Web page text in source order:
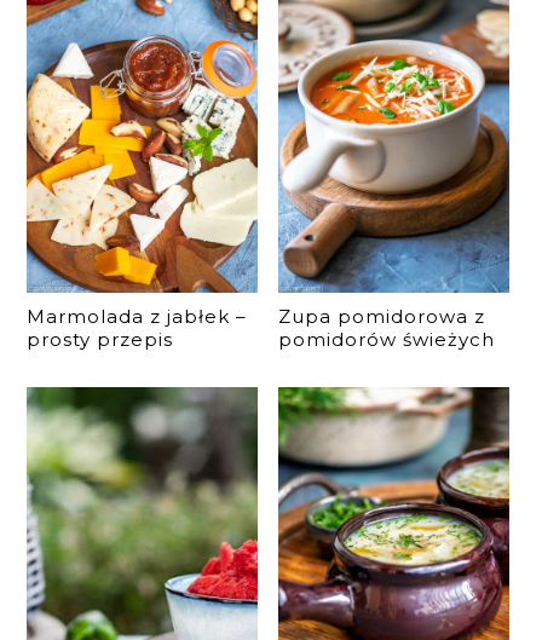
Marmolada z jabłek –
prosty przepis
Zupa pomidorowa z
pomidorów świeżych